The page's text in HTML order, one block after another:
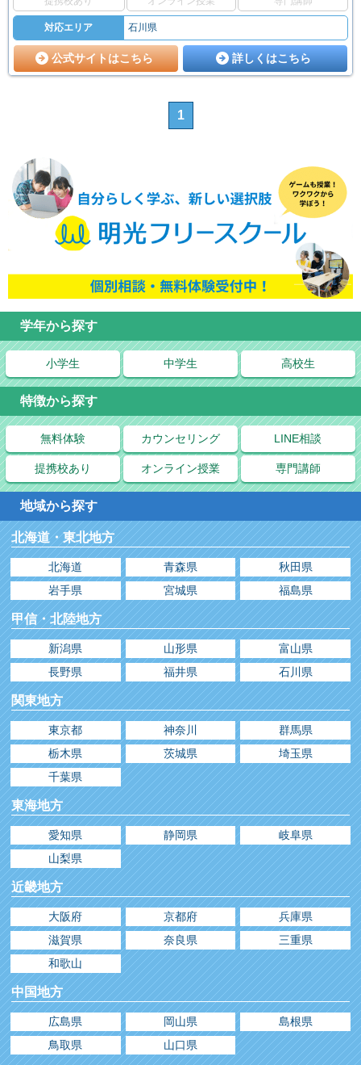
対応エリア 石川県
公式サイトはこちら 詳しくはこちら
1
学年から探す
小学生 中学生 高校生
特徴から探す
無料体験 カウンセリング LINE相談
提携校あり オンライン授業 専門講師
地域から探す
北海道・東北地方
北海道 青森県
秋田県
岩手県
宮城県 福島県
甲信・北陸地方
新潟県 山形県
富山県
長野県
福井県 石川県
関東地方
東京都 神奈川
群馬県
栃木県
茨城県
埼玉県
千葉県
東海地方
愛知県 静岡県
岐阜県
山梨県
近畿地方
大阪府 京都府
兵庫県
滋賀県
奈良県
三重県
和歌山
中国地方
広島県 岡山県
島根県
鳥取県
山口県